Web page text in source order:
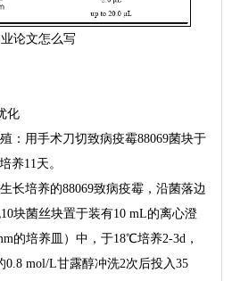
论文怎么写
化
：用手术刀切致病疫霉88069菌块于
养11天。
长培养的88069致病疫霉，沿菌落边
块菌丝块置于装有10 mL的离心澄
的培养皿）中，于18℃培养2-3d，
mol/L甘露醇冲洗2次后投入35